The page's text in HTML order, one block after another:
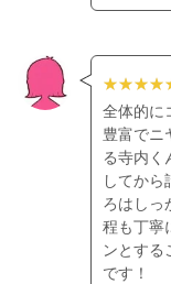
全体的に
豊富でニ
る寺内く
してか
ろはしっ
程も丁寧
ンとする
です！